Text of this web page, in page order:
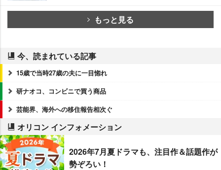
もっと見る
今、読まれている記事
15歳で当時27歳の夫に一目惚れ
研ナオコ、コンビニで買う商品
芸能界、海外への移住報告相次ぐ
オリコン インフォメーション
2026年7月夏ドラマも、注目作＆話題作が
勢ぞろい！